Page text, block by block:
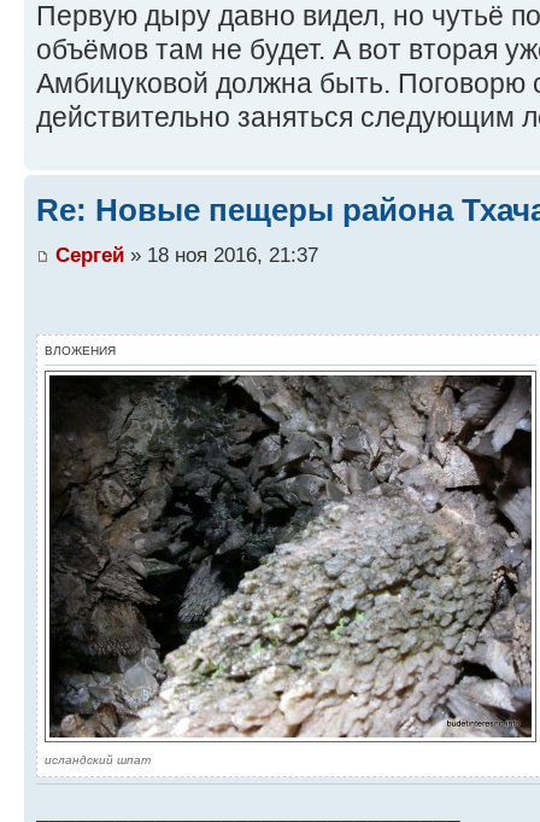
Первую дыру давно видел, но чутьё
объёмов там не будет. А вот вторая
Амбицуковой должна быть. Поговорю
действительно заняться следующим
Re: Новые пещеры района
Сергей » 18 ноя 2016, 21:37
ВЛОЖЕНИЯ
исландский шпат